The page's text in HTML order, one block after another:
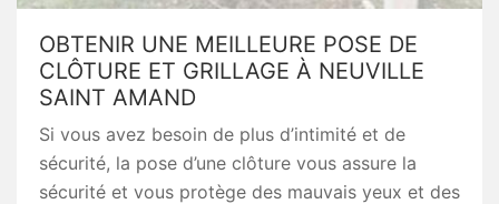
OBTENIR UNE MEILLEURE POSE DE
CLÔTURE ET GRILLAGE À NEUVILLE
SAINT AMAND
Si vous avez besoin de plus d’intimité et de
sécurité, la pose d’une clôture vous assure la
sécurité et vous protège des mauvais yeux et des